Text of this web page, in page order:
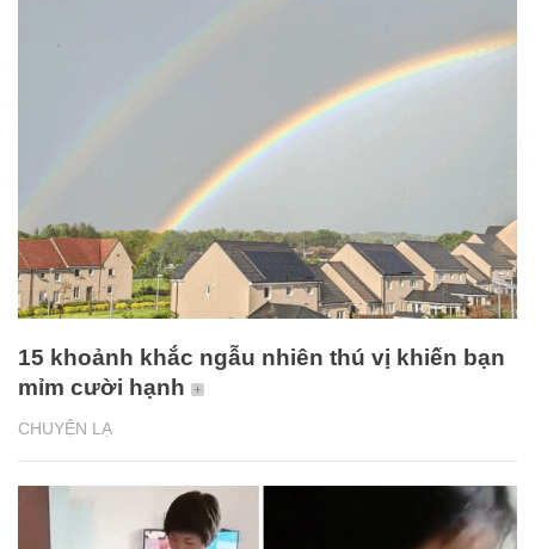
CHUYỆN LẠ
15 khoảnh khắc ngẫu nhiên thú vị khiến bạn
mỉm cười hạnh